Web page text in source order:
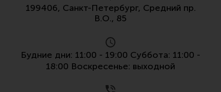
Фотоотчеты
199406, Санкт-Петербург, Средний пр.
В.О., 85
Будние дни: 11:00 - 19:00 Суббота: 11:00 -
18:00 Воскресенье: выходной